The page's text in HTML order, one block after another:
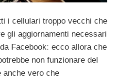
i cellulari troppo vecchi che
gli aggiornamenti necessari
Facebook: ecco allora che
non funzionare del
anche vero che